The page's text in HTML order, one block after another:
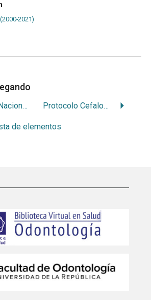
2021)
Programa Nacional de Salud Bucal Protocolo Cefalométrico
de elementos